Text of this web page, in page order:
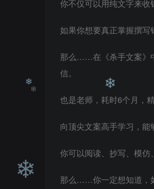
你不仅可以用纯文字来收
如果你想要真正掌握撰
那么……在《杀手文案》
信。
也是老师，耗时6个月，
向顶尖文案高手学习，能
你可以阅读、抄写、模
那么……你一定想知道，
❄